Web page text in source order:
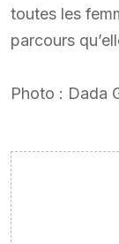
toutes les
parcours
Photo : Dada